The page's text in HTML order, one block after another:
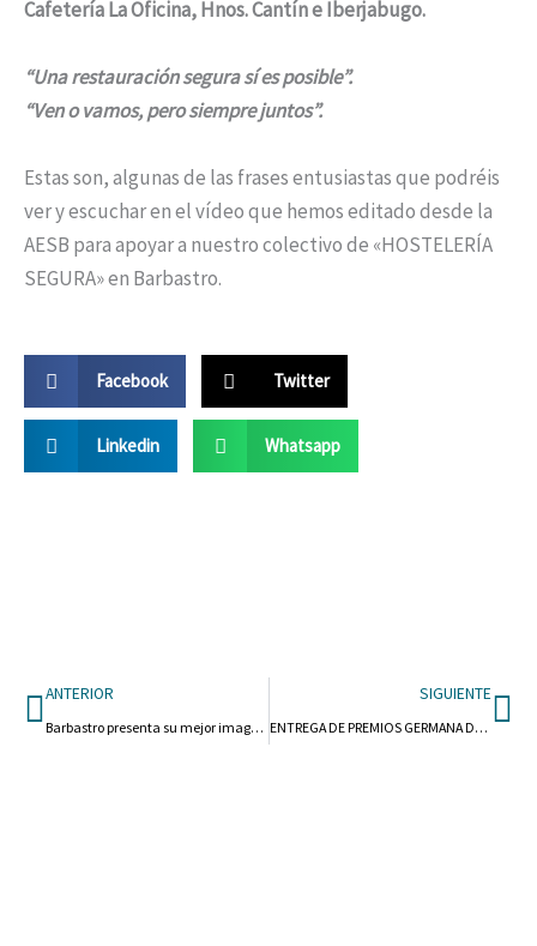
Cafetería La Oficina, Hnos. Cantín e Iberjabugo.
“Una restauración segura sí es posible”.
“Ven o vamos, pero siempre juntos”.
Estas son, algunas de las frases entusiastas que podréis
ver y escuchar en el vídeo que hemos editado desde la
AESB para apoyar a nuestro colectivo de «HOSTELERÍA
SEGURA» en Barbastro.
Facebook Twitter
Linkedin Whatsapp
Ant
ANTERIOR
Barbastro presenta su mejor imagen en la revista ‘Barbastro, ciudad abierta’
SIGUIENTE
ENTREGA DE PREMIOS GERMANA DE FOIX